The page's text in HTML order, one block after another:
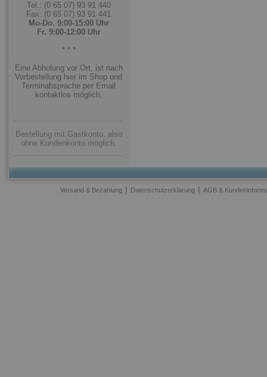
Tel.: (0 65 07) 93 91 440
Fax: (0 65 07) 93 91 441
Mo-Do. 9:00-15:00 Uhr
Fr. 9:00-12:00 Uhr
* * *
Eine Abholung vor Ort, ist nach
Vorbestellung hier im Shop und
Terminabsprache per Email
kontaktlos möglich.
Bestellung mit Gastkonto, also
ohne Kundenkonto möglich.
Versand & Bezahlung | Datenschutzerklärung | AGB &